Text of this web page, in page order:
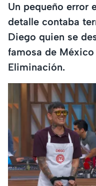
Un pequeño error
detalle contaba
Diego quien se
famosa de
Eliminación.